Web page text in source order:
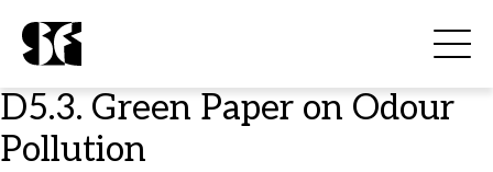
D5.3. Green Paper on Odour
Pollution